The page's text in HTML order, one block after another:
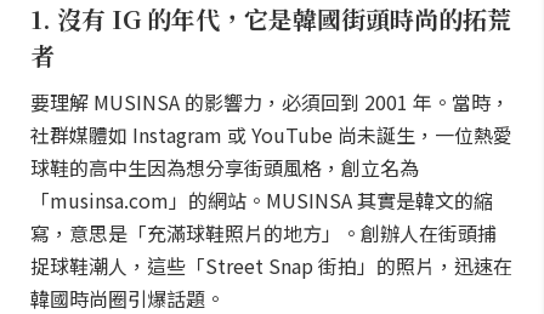
1. 沒有 IG 的年代，它是韓國街頭時尚的拓荒
者
要理解 MUSINSA 的影響力，必須回到 2001 年。當時，
社群媒體如 Instagram 或 YouTube 尚未誕生，一位熱愛
球鞋的高中生因為想分享街頭風格，創立名為
「musinsa.com」的網站。MUSINSA 其實是韓文的縮
寫，意思是「充滿球鞋照片的地方」。創辦人在街頭捕
捉球鞋潮人，這些「Street Snap 街拍」的照片，迅速在
韓國時尚圈引爆話題。